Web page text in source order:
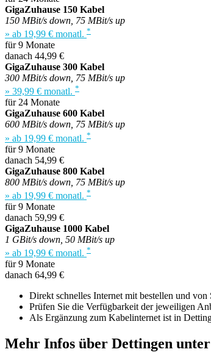
GigaZuhause 150 Kabel
150 MBit/s down, 75 MBit/s up
» ab 19,99 € monatl. *
für 9 Monate
danach 44,99 €
GigaZuhause 300 Kabel
300 MBit/s down, 75 MBit/s up
» 39,99 € monatl. *
für 24 Monate
GigaZuhause 600 Kabel
600 MBit/s down, 75 MBit/s up
» ab 19,99 € monatl. *
für 9 Monate
danach 54,99 €
GigaZuhause 800 Kabel
800 MBit/s down, 75 MBit/s up
» ab 19,99 € monatl. *
für 9 Monate
danach 59,99 €
GigaZuhause 1000 Kabel
1 GBit/s down, 50 MBit/s up
» ab 19,99 € monatl. *
für 9 Monate
danach 64,99 €
Direkt schnelles Internet mit bestellen und
Prüfen Sie die Verfügbarkeit der jeweiligen
Als Ergänzung zum Kabelinternet ist in
Mehr Infos über Dettingen